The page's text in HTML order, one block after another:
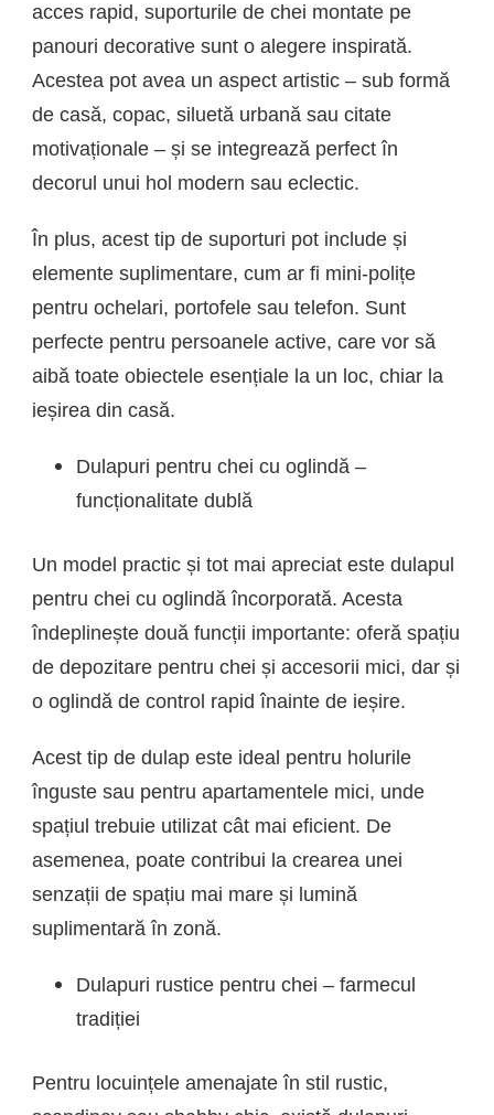
acces rapid, suporturile de chei montate pe
panouri decorative sunt o alegere inspirată.
Acestea pot avea un aspect artistic – sub formă
de casă, copac, siluetă urbană sau citate
motivaționale – și se integrează perfect în
decorul unui hol modern sau eclectic.
În plus, acest tip de suporturi pot include și
elemente suplimentare, cum ar fi mini-polițe
pentru ochelari, portofele sau telefon. Sunt
perfecte pentru persoanele active, care vor să
aibă toate obiectele esențiale la un loc, chiar la
ieșirea din casă.
Dulapuri pentru chei cu oglindă –
funcționalitate dublă
Un model practic și tot mai apreciat este dulapul
pentru chei cu oglindă încorporată. Acesta
îndeplinește două funcții importante: oferă spațiu
de depozitare pentru chei și accesorii mici, dar și
o oglindă de control rapid înainte de ieșire.
Acest tip de dulap este ideal pentru holurile
înguste sau pentru apartamentele mici, unde
spațiul trebuie utilizat cât mai eficient. De
asemenea, poate contribui la crearea unei
senzații de spațiu mai mare și lumină
suplimentară în zonă.
Dulapuri rustice pentru chei – farmecul
tradiției
Pentru locuințele amenajate în stil rustic,